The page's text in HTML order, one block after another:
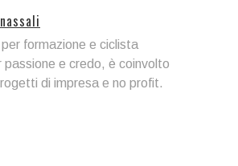
per formazione e ciclista
passione e credo, è coinvolto
di impresa e no profit.